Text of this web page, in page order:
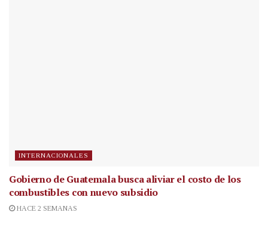
INTERNACIONALES
Gobierno de Guatemala busca aliviar el costo de los
combustibles con nuevo subsidio
HACE 2 SEMANAS